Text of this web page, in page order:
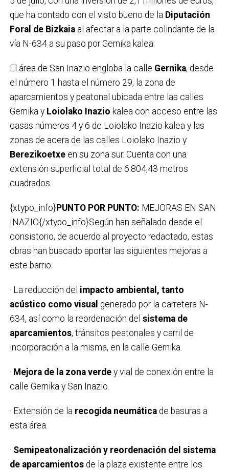
que ha contado con el visto bueno de la Diputación
Foral de Bizkaiaal afectar a la parte colindante de la
vía N-634 a su paso por Gernika kalea.
El área de San Inazio engloba la calle Gernika, desde
el número 1 hasta el número 29, la zona de
aparcamientos y peatonal ubicada entre las calles
Gernika y Loiolako Inazio kalea con acceso entre las
casas números 4 y 6 de Loiolako Inazio kalea y las
zonas de acera de las calles Loiolako Inazio y
Berezikoetxeen su zona sur. Cuenta con una
extensión superficial total de 6.804,43 metros
cuadrados.
{xtypo_info}PUNTO POR PUNTO: MEJORAS EN SAN
INAZIO{/xtypo_info}Según han señalado desde el
consistorio, de acuerdo al proyecto redactado, estas
obras han buscado aportar las siguientes mejoras a
este barrio:
· La reducción del impacto ambiental, tanto
acústico como visual generado por la carretera N-
634, así como la reordenación del sistema de
aparcamientos, tránsitos peatonales y carril de
incorporación a la misma, en la calle Gernika.
· Mejora de la zona verdey vial de conexión entre la
calle Gernika y San Inazio.
· Extensión de la recogida neumáticade basuras a
esta área.
· Semipeatonalización y reordenación del sistema
de aparcamientosde la plaza existente entre los